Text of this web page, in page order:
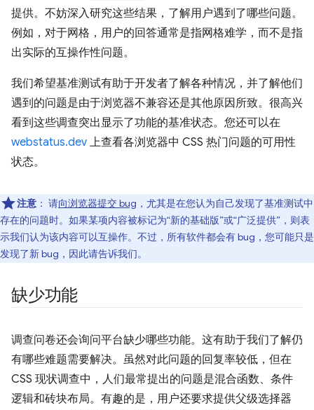
提供。不妨深入研究这些结果，了解用户遇到了哪些问题。
例如，对于网格，用户的回答通常是指网格难学，而不是指
出实际的互操作性问题。
我们希望基准测试有助于开发者了解各种情况，并了解他们
遇到的问题是由于浏览器不兼容还是其他原因所致。很高兴
看到这些调查突出显示了功能的基准状态。您还可以在
webstatus.dev 上查看各浏览器中 CSS 热门问题的可用性
状态。
注意 ： 请向浏览器提交 bug ，尤其是在您认为自己发现了基准测试中
存在的问题时。如果某项内容被标记为“新的基础版”或“广泛提供”，则表
示我们认为该内容可以互操作。不过，所有软件都会有 bug，您可能只是
发现了新 bug，因此请告诉我们。
缺少功能
调查问卷还会询问平台缺少哪些功能。这有助于我们了解仍
有哪些难题需要解决。虽然对此问题的回复率较低，但在
CSS 现状调查中，人们最常提出的问题是混合函数、条件
逻辑和砖块布局。有趣的是，用户还要求提供父级选择器